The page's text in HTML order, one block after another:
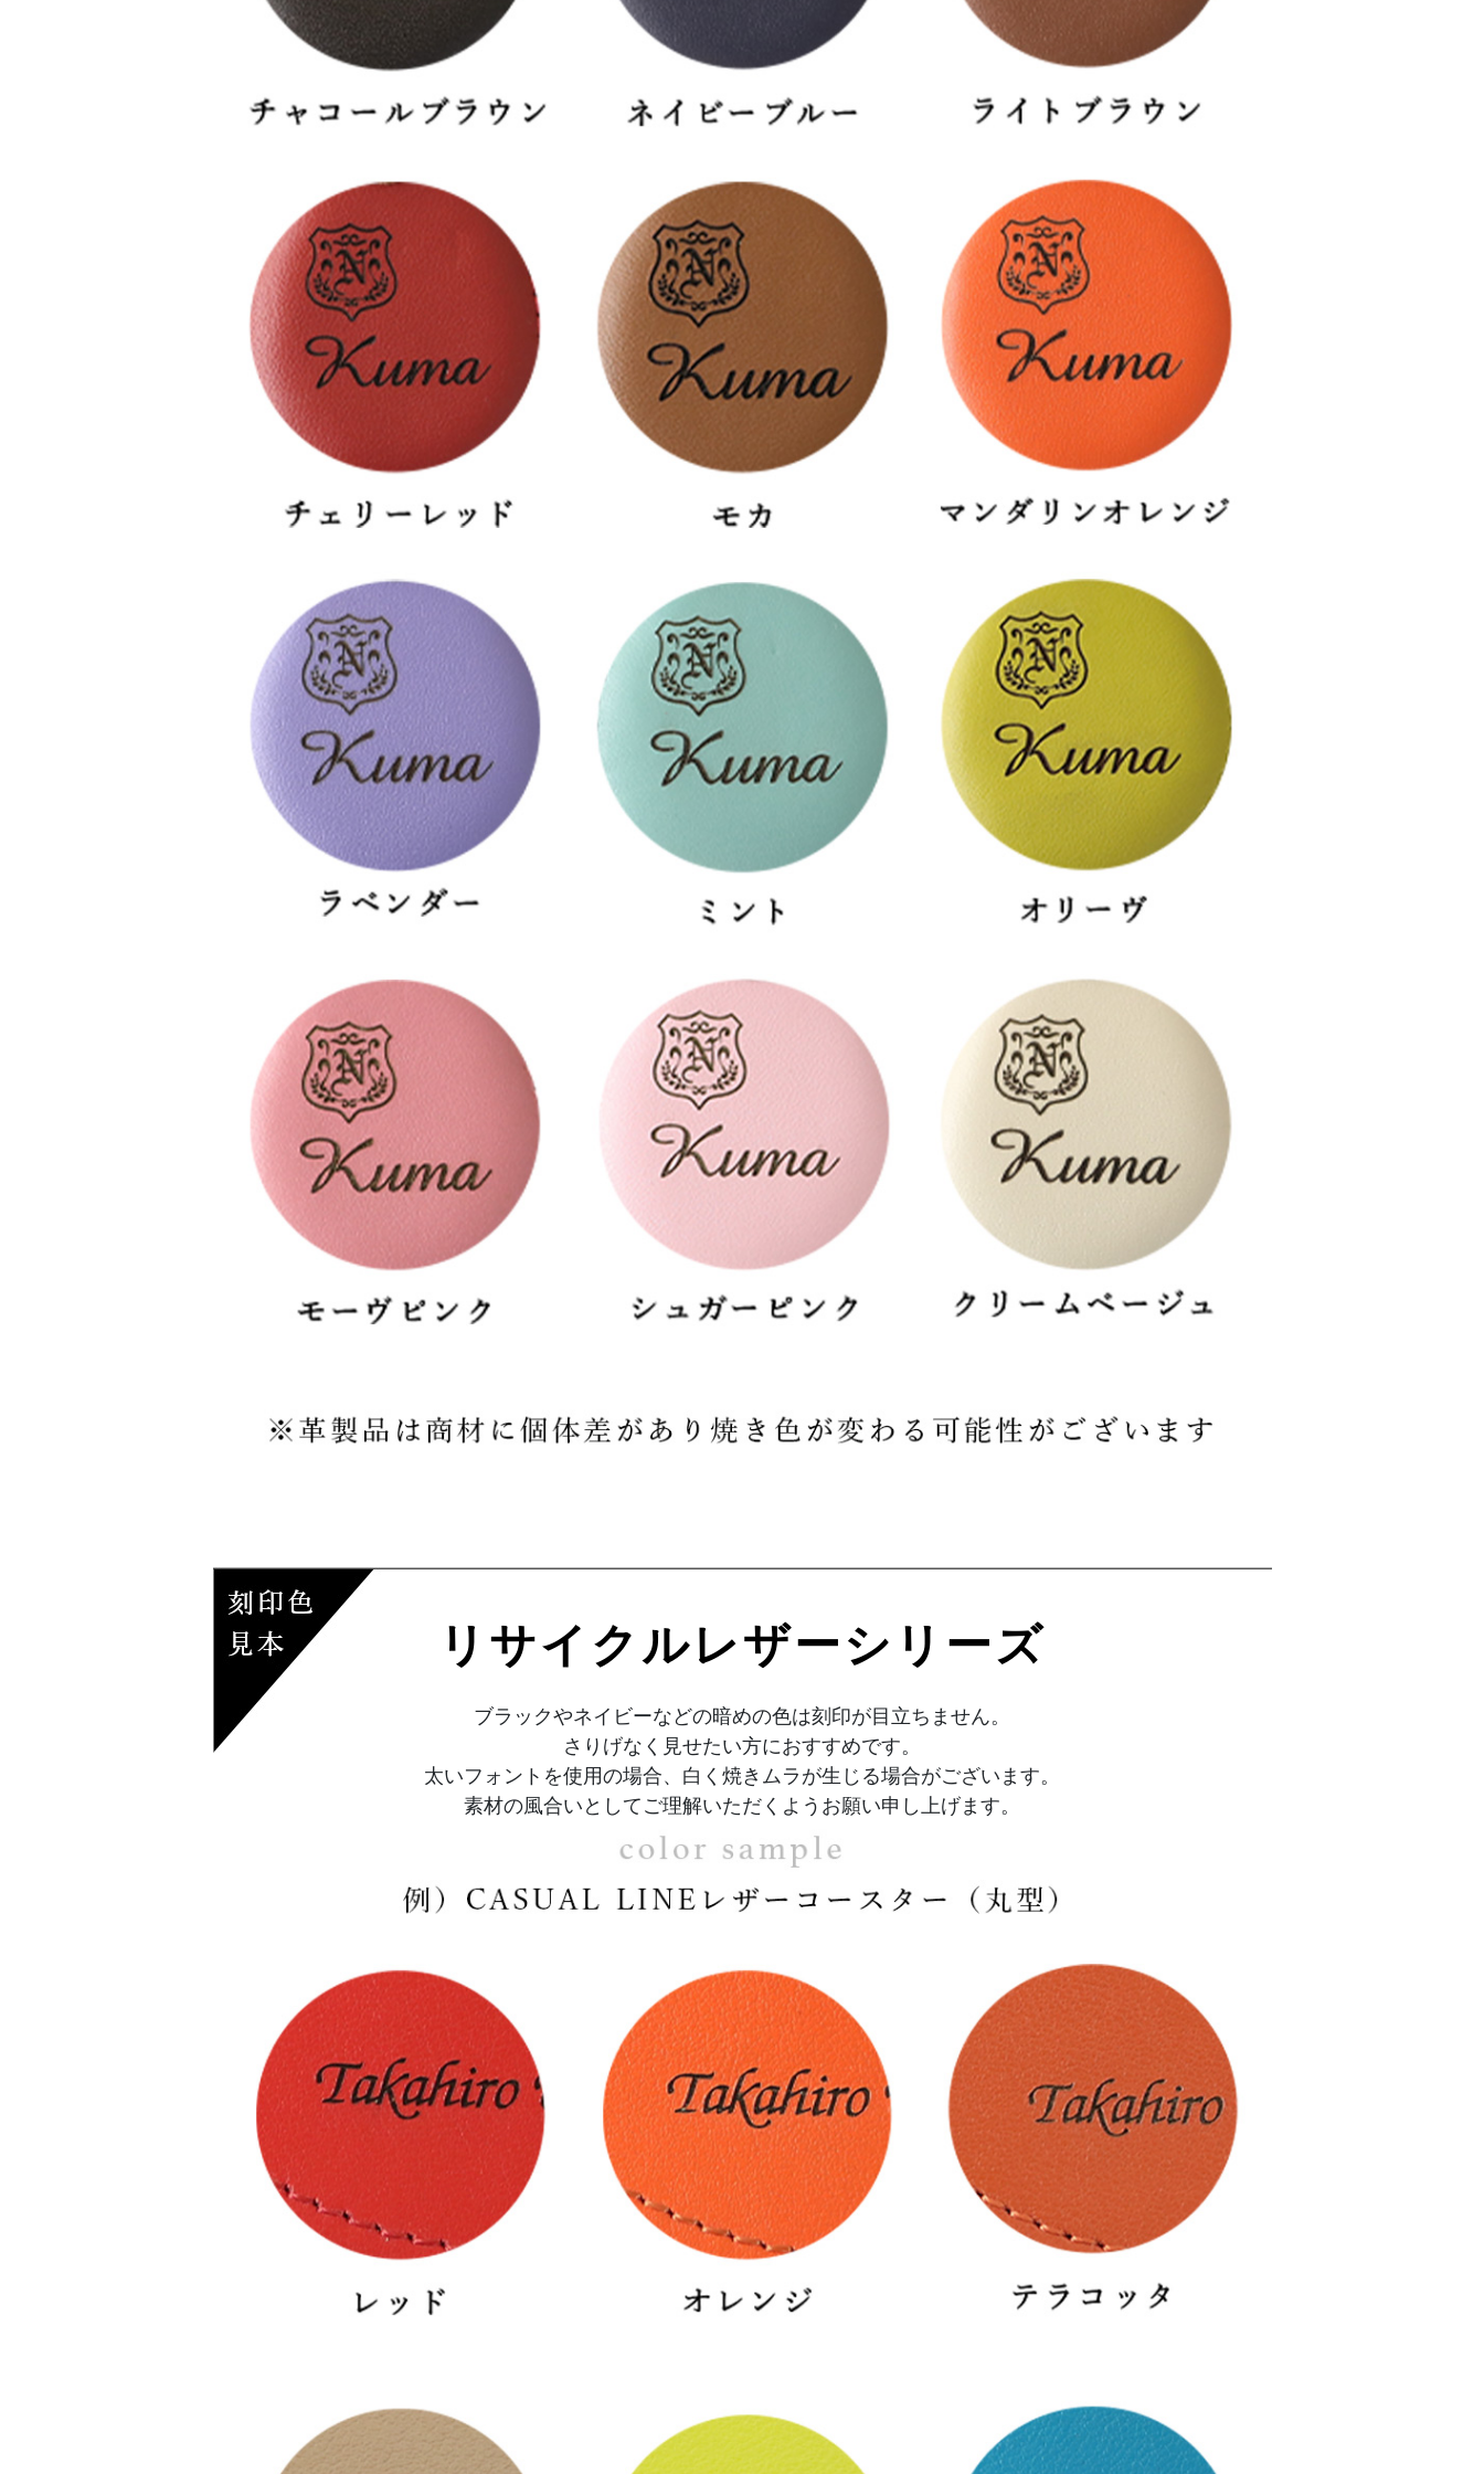
リサイクルレザーシリーズ
ブラックやネイビーなどの暗めの色は刻印が目立ちません。
さりげなく見せたい方におすすめです。
太いフォントを使用の場合、白く焼きムラが生じる場合がございます。
素材の風合いとしてご理解いただくようお願い申し上げます。